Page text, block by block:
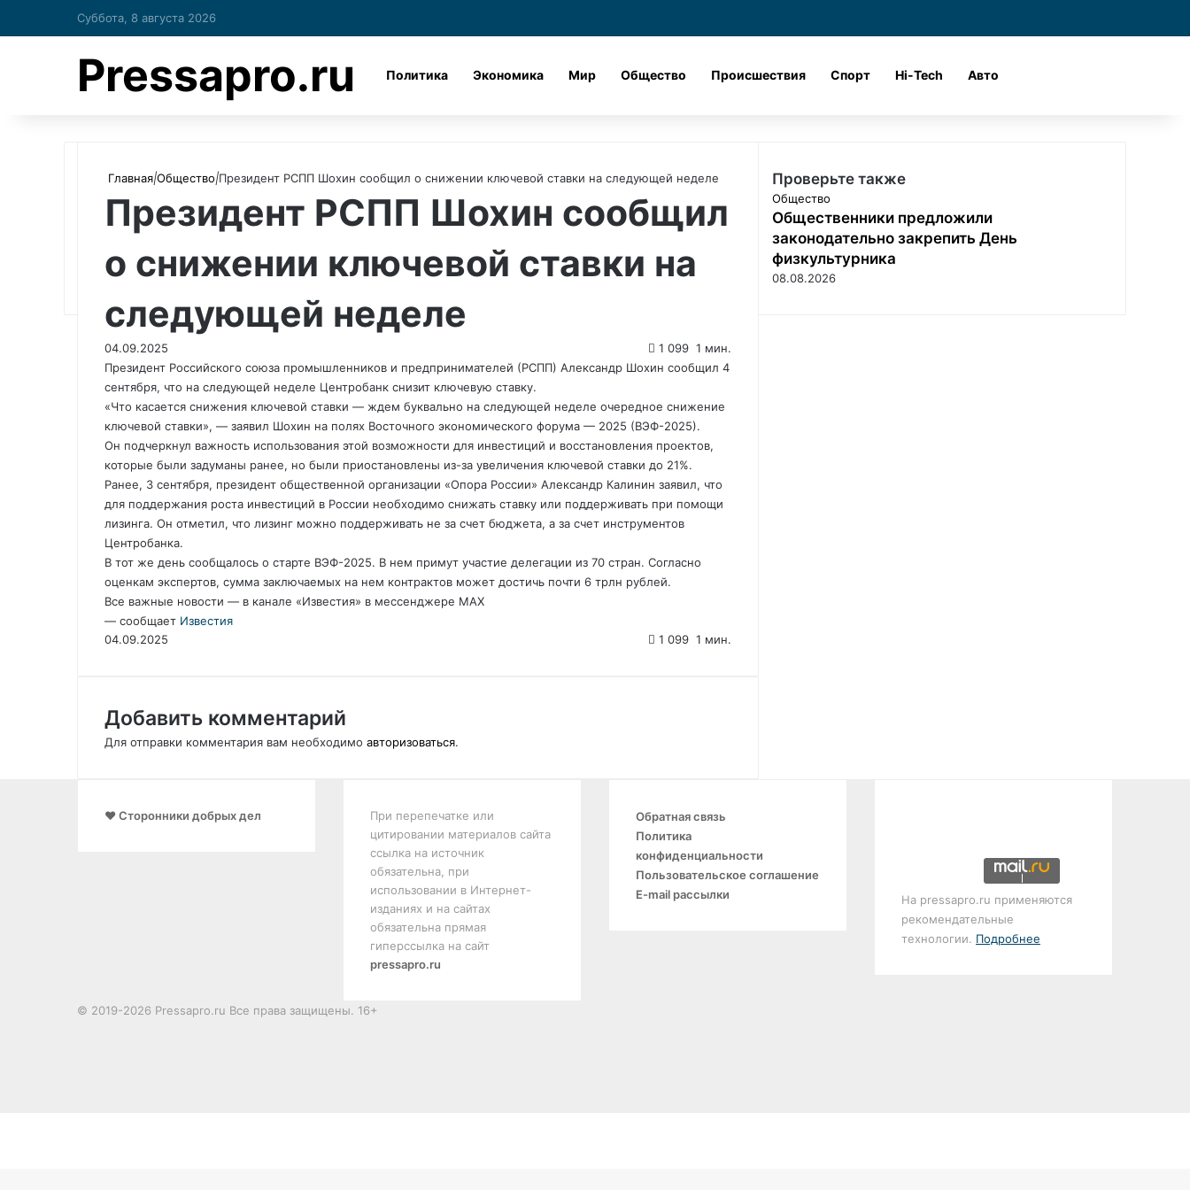
Суббота, 8 августа 2026
dzen
Pressapro.ru Политика Экономика Мир Общество Происшествия Спорт Hi-Tech Авто
Главная|Общество|Президент РСПП Шохин сообщил о снижении ключевой ставки на следующей неделе
Президент РСПП Шохин сообщил
о снижении ключевой ставки на
следующей неделе
04.09.2025 1 099 1 мин.
Президент Российского союза промышленников и предпринимателей (РСПП) Александр Шохин сообщил 4
сентября, что на следующей неделе Центробанк снизит ключевую ставку.
«Что касается снижения ключевой ставки — ждем буквально на следующей неделе очередное снижение
ключевой ставки», — заявил Шохин на полях Восточного экономического форума — 2025 (ВЭФ-2025).
Он подчеркнул важность использования этой возможности для инвестиций и восстановления проектов,
которые были задуманы ранее, но были приостановлены из-за увеличения ключевой ставки до 21%.
Ранее, 3 сентября, президент общественной организации «Опора России» Александр Калинин заявил, что
для поддержания роста инвестиций в России необходимо снижать ставку или поддерживать при помощи
лизинга. Он отметил, что лизинг можно поддерживать не за счет бюджета, а за счет инструментов
Центробанка.
В тот же день сообщалось о старте ВЭФ-2025. В нем примут участие делегации из 70 стран. Согласно
оценкам экспертов, сумма заключаемых на нем контрактов может достичь почти 6 трлн рублей.
Все важные новости — в канале «Известия» в мессенджере МАХ
— сообщает Известия
04.09.2025
1 099 1 мин.
Добавить комментарий
Для отправки комментария вам необходимо авторизоваться.
Проверьте также
З
а
к
р
ы
Общество
Общественники предложили
законодательно закрепить День
физкультурника
08.08.2026
❤️ Сторонники добрых дел
При перепечатке или
цитировании материалов сайта
ссылка на источник
обязательна, при
использовании в Интернет-
изданиях и на сайтах
обязательна прямая
гиперссылка на сайт
pressapro.ru
Обратная связь
Политика
конфиденциальности
Пользовательское соглашение
E-mail рассылки
На pressapro.ru применяются
рекомендательные
технологии. Подробнее
© 2019-2026 Pressapro.ru Все права защищены. 16+